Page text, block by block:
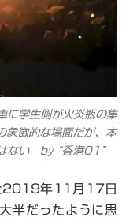
に学生側が火炎瓶の集
象徴的な場面だが、本
はない by “香港01”
2019年11月17日
半だったように思